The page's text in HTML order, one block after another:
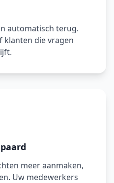
automatisch terug.
klanten die vragen
meer aanmaken,
Uw medewerkers